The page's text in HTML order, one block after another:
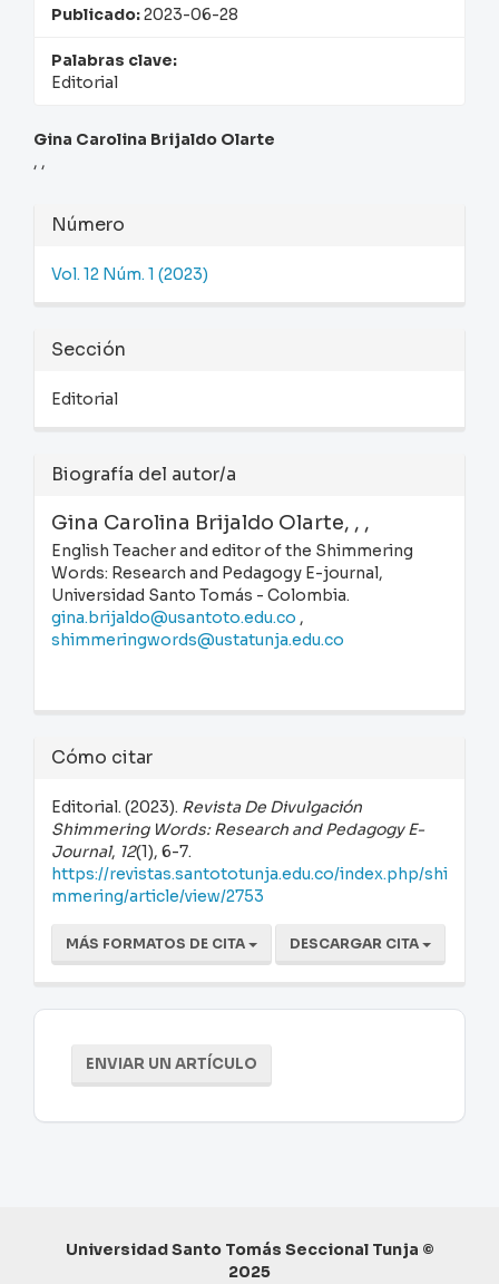
Publicado:2023-06-28
Palabras clave:
Editorial
Contenido
principal
del
artículo
Gina Carolina Brijaldo Olarte
, ,
Detalles
del
artículo
Número
Vol. 12 Núm. 1 (2023)
Sección
Editorial
Biografía del autor/a
Gina Carolina Brijaldo Olarte, , ,
English Teacher and editor of the Shimmering
Words: Research and Pedagogy E-journal,
Universidad Santo Tomás - Colombia.
gina.brijaldo@usantoto.edu.co ,
shimmeringwords@ustatunja.edu.co
Cómo citar
Editorial. (2023). Revista De Divulgación
Shimmering Words: Research and Pedagogy E-
Journal, 12(1), 6-7.
https://revistas.santototunja.edu.co/index.php/shi
mmering/article/view/2753
MÁS FORMATOS DE CITA DESCARGAR CITA
Enviar
un
artículo
ENVIAR UN ARTÍCULO
Universidad Santo Tomás Seccional Tunja ©
2025